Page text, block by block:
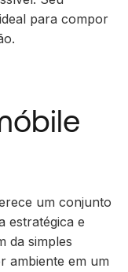
para compor
um conjunto
estratégica e
da simples
ambiente em um